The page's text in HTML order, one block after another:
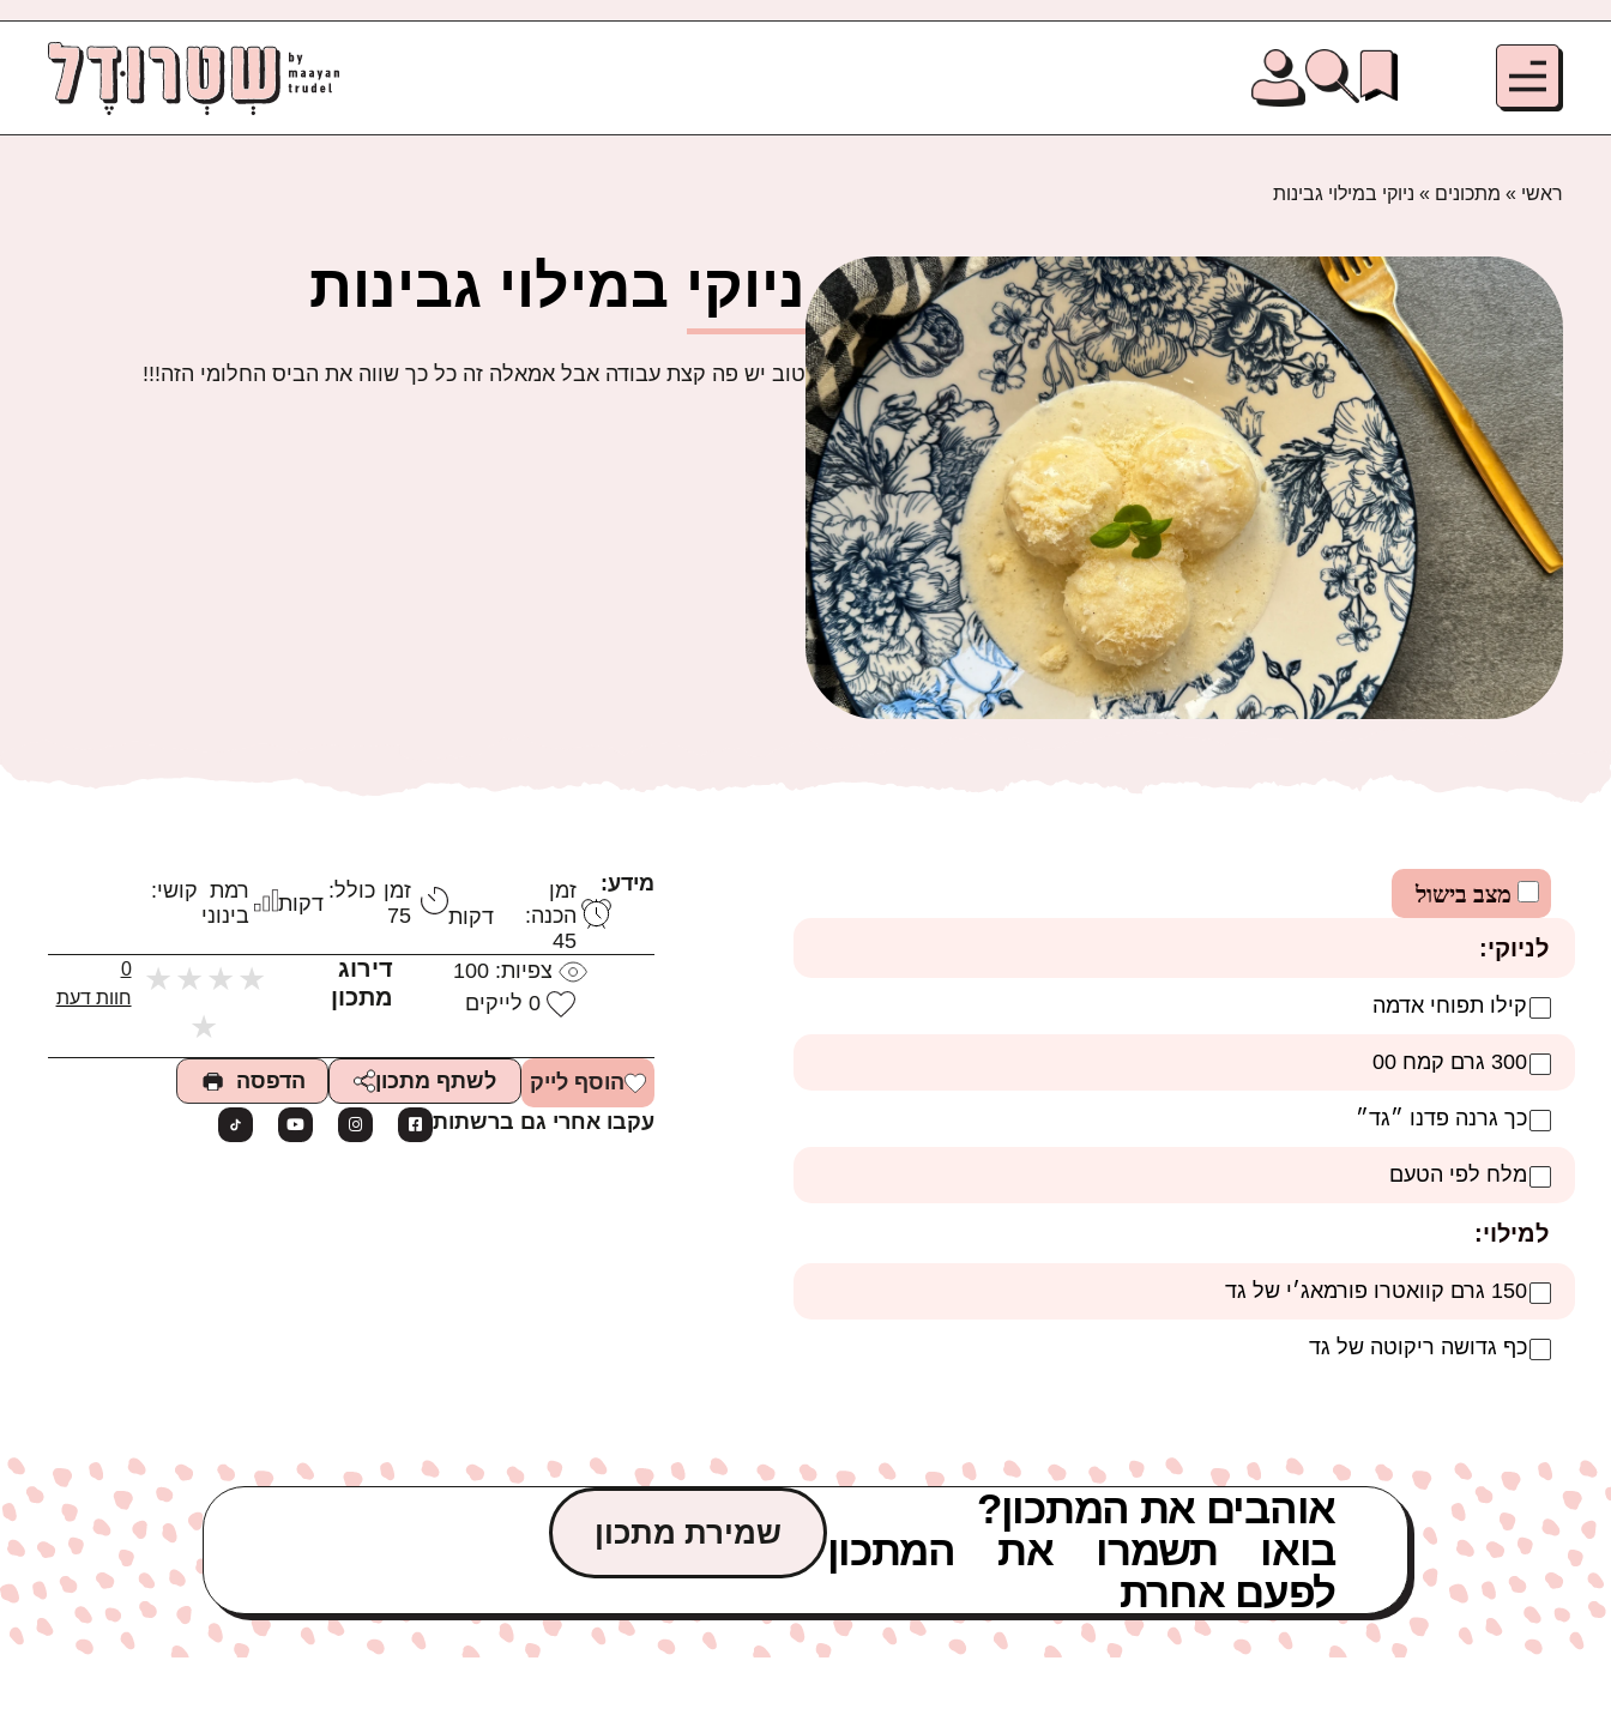
ראשי » מתכונים » ניוקי במילוי גבינות
ניוקי במילוי גבינות
טוב יש פה קצת עבודה אבל אמאלה זה כל כך שווה את הביס החלומי הזה!!!
מצב בישול
לניוקי:
קילו תפוחי אדמה
300 גרם קמח 00
כך גרנה פדנו ״גד״
מלח לפי הטעם
למילוי:
150 גרם קוואטרו פורמאג׳י של גד
כף גדושה ריקוטה של גד
מידע:
זמן
הכנה:
45
דקות
זמן כולל:
75
דקות
רמת קושי:
בינוני
צפיות:100
0 לייקים
דירוג
מתכון
★
★
★
★
★
0
חוות דעת
הוסף לייק לשתף מתכון
הדפסה
עקבו אחרי גם ברשתות
אוהבים את המתכון?
בואו תשמרו את המתכון
לפעם אחרת
שמירת מתכון